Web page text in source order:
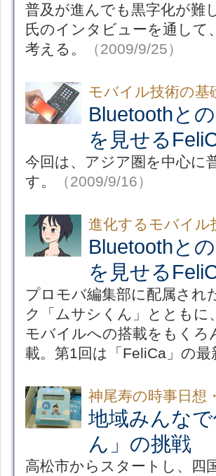
普及が進んでも黒字化が難
氏のインタビューを通し
考える。
（2009/9/25）
モバイル技術の基
Bluetoothと
を見せる
今回は、アジア圏を中心に
す。
（2009/9/16）
進化するモバイル
Bluetoothと
を見せる
プロモバ編集部に配属され
ク「ムサシくん」とともに
モバイルへの搭載をもくろ
載。第1回は「FeliCa」の
神尾寿の時事日想
地域みんな
ん」の挑戦
高松市からスタートし、四